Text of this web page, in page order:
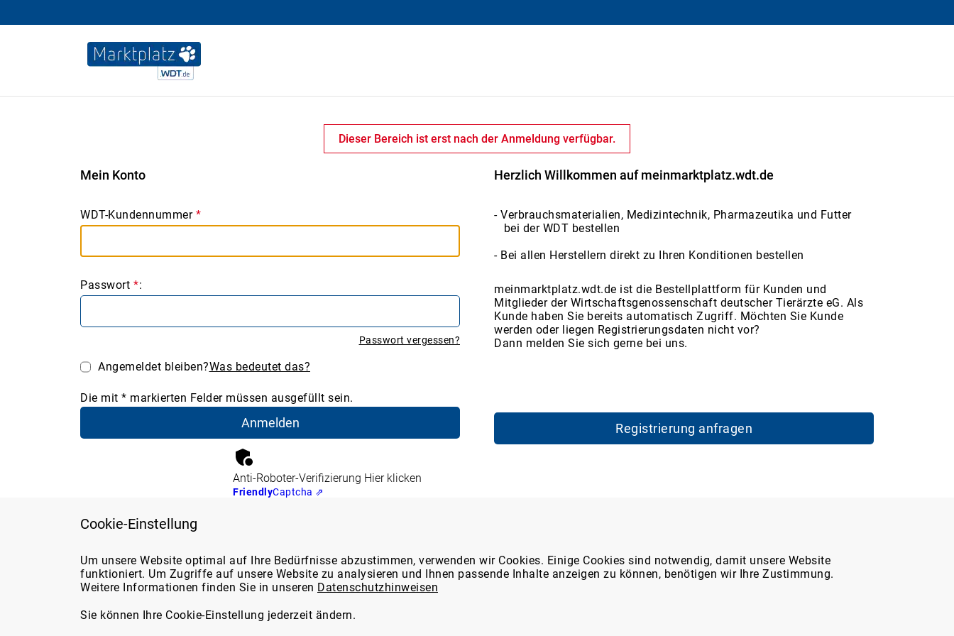
Dieser Bereich ist erst nach der Anmeldung verfügbar.
Mein Konto
WDT-Kundennummer *
Passwort *:
Passwort vergessen?
Angemeldet bleiben?Was bedeutet das?
Die mit * markierten Felder müssen ausgefüllt sein.
Anti-Roboter-Verifizierung Hier klicken
FriendlyCaptcha ⇗
Herzlich Willkommen auf meinmarktplatz.wdt.de
- Verbrauchsmaterialien, Medizintechnik, Pharmazeutika und Futter
bei der WDT bestellen
- Bei allen Herstellern direkt zu Ihren Konditionen bestellen
meinmarktplatz.wdt.de ist die Bestellplattform für Kunden und
Mitglieder der Wirtschaftsgenossenschaft deutscher Tierärzte eG. Als
Kunde haben Sie bereits automatisch Zugriff. Möchten Sie Kunde
werden oder liegen Registrierungsdaten nicht vor?
Dann melden Sie sich gerne bei uns.
Registrierung anfragen
Sie erreichen uns
05131/705-131
Über uns
Marktplatz-Funktionen
Tierarzt24-Partnerschaften
Marktplatz-Support
Cookie-Einstellung
Um unsere Website optimal auf Ihre Bedürfnisse abzustimmen, verwenden wir Cookies. Einige Cookies sind notwendig, damit unsere Website
funktioniert. Um Zugriffe auf unsere Website zu analysieren und Ihnen passende Inhalte anzeigen zu können, benötigen wir Ihre Zustimmung.
Weitere Informationen finden Sie in unseren Datenschutzhinweisen
Sie können Ihre Cookie-Einstellung jederzeit ändern.